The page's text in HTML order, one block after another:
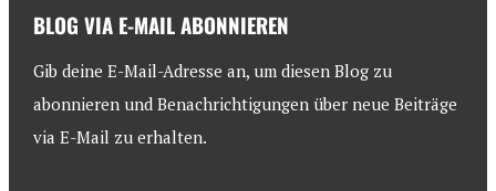
BLOG VIA E-MAIL ABONNIEREN
Gib deine E-Mail-Adresse an, um diesen Blog zu
abonnieren und Benachrichtigungen über neue Beiträge
via E-Mail zu erhalten.